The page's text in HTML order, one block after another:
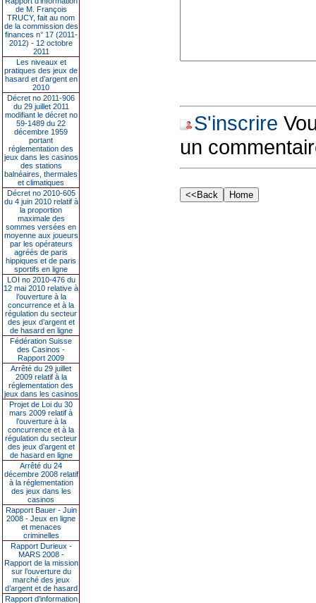
de M. François
TRUCY, fait au nom
de la commission des
finances n° 17 (2011-
2012) - 12 octobre
2011
Les niveaux et
pratiques des jeux de
hasard et d’argent en
2010
Décret no 2011-906
du 29 juillet 2011
modifiant le décret no
59-1489 du 22
décembre 1959
portant
réglementation des
jeux dans les casinos
des stations
balnéaires, thermales
et climatiques
Décret no 2010-605
du 4 juin 2010 relatif à
la proportion
maximale des
sommes versées en
moyenne aux joueurs
par les opérateurs
agréés de paris
hippiques et de paris
sportifs en ligne
LOI no 2010-476 du
12 mai 2010 relative à
l’ouverture à la
concurrence et à la
régulation du secteur
des jeux d’argent et
de hasard en ligne
Fédération Suisse
des Casinos -
Rapport 2009
Arrêté du 29 juillet
2009 relatif à la
réglementation des
jeux dans les casinos
Projet de Loi du 30
mars 2009 relatif à
l’ouverture à la
concurrence et à la
régulation du secteur
des jeux d’argent et
de hasard en ligne
Arrêté du 24
décembre 2008 relatif
à la réglementation
des jeux dans les
casinos
Rapport Bauer - Juin
2008 - Jeux en ligne
et menaces
criminelles
Rapport Durieux -
MARS 2008 -
Rapport de la mission
sur l’ouverture du
marché des jeux
d’argent et de hasard
Rapport d'information
S'inscrire
un